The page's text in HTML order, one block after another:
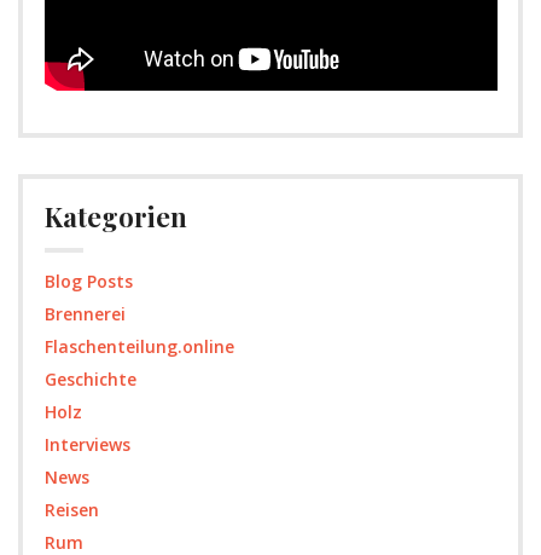
Kategorien
Blog Posts
Brennerei
Flaschenteilung.online
Geschichte
Holz
Interviews
News
Reisen
Rum